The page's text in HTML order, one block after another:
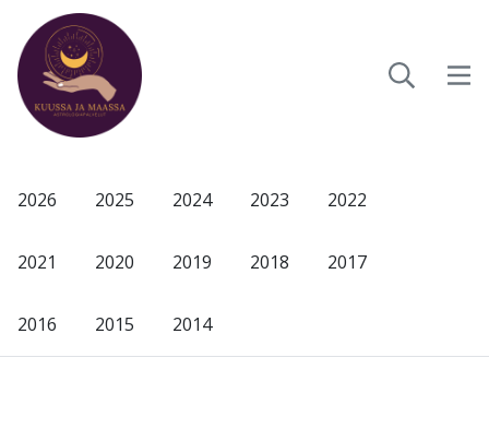
2026 2025 2024 2023 2022
2021 2020 2019 2018 2017
2016 2015 2014